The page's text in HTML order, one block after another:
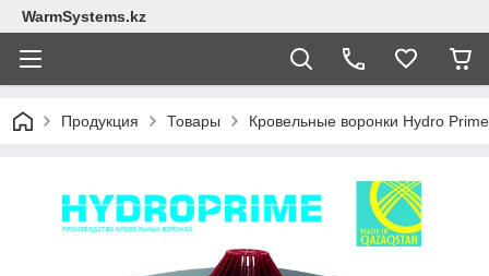
WarmSystems.kz
Продукция Товары Кровельные воронки Hydro Prime